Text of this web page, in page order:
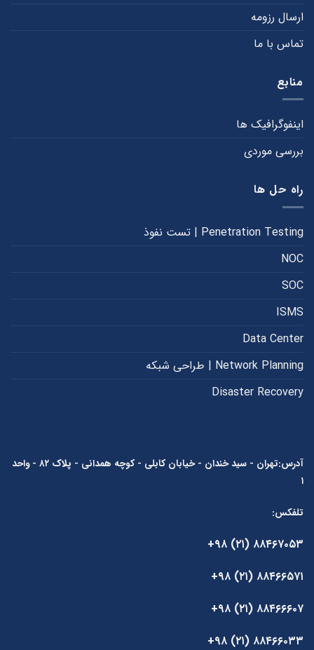
ارسال رزومه
تماس با ما
منابع
اینفوگرافیک ها
بررسی موردی
راه حل ها
Penetration Testing | تست نفوذ
NOC
SOC
ISMS
Data Center
Network Planning | طراحی شبکه
Disaster Recovery
آدرس:تهران - سید خندان - خیابان کابلی - کوچه همدانی - پلاک ۸۲ - واحد
۱
تلفکس:
۸۸۴۶۷۰۵۳ (۲۱) ۹۸+
۸۸۴۶۶۵۷۱ (۲۱) ۹۸+
۸۸۴۶۶۶۰۷ (۲۱) ۹۸+
۸۸۴۶۶۰۳۳ (۲۱) ۹۸+